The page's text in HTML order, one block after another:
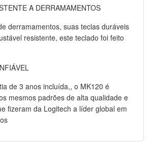
A DERRAMAMENTOS
derramamentos, suas teclas duráveis
resistente, este teclado foi feito
de 3 anos incluída,, o MK120 é
mesmos padrões de alta qualidade e
fizeram da Logitech a líder global em